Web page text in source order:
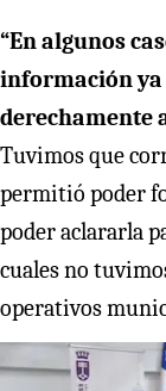
“En algunos
información ya
derechamente
Tuvimos que
permitió poder
poder aclararla
cuales no
operativos